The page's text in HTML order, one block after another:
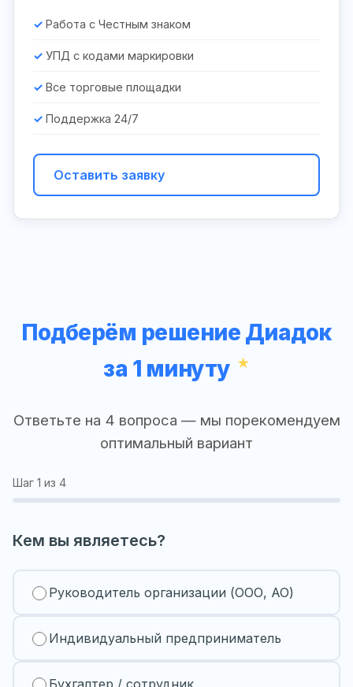
Работа с Честным знаком
УПД с кодами маркировки
Все торговые площадки
Поддержка 24/7
Оставить заявку
Подберём решение Диадок
за 1 минуту
Ответьте на 4 вопроса — мы порекомендуем
оптимальный вариант
Шаг 1 из 4
Кем вы являетесь?
Руководитель организации (ООО, АО)
Индивидуальный предприниматель
Бухгалтер / сотрудник